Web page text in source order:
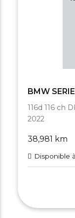
BMW SERIE
116d 116 ch
2022
38,981 km
Disponible